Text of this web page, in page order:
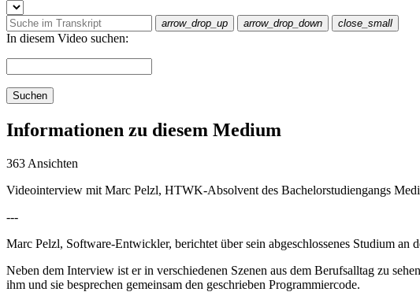
arrow_drop_up arrow_drop_down close_small
In diesem Video suchen:
Suchen
Informationen zu diesem Medium
363 Ansichten
Videointerview mit Marc Pelzl, HTWK-Absolvent des Bachelorstudiengangs
---
Marc Pelzl, Software-Entwickler, berichtet über sein abgeschlossenes Studium
Neben dem Interview ist er in verschiedenen Szenen aus dem Berufsalltag zu
ihm und sie besprechen gemeinsam den geschrieben Programmiercode.